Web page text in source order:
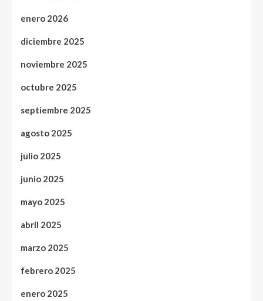
enero 2026
diciembre 2025
noviembre 2025
octubre 2025
septiembre 2025
agosto 2025
julio 2025
junio 2025
mayo 2025
abril 2025
marzo 2025
febrero 2025
enero 2025